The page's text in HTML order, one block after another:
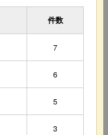
件数
7
6
5
3